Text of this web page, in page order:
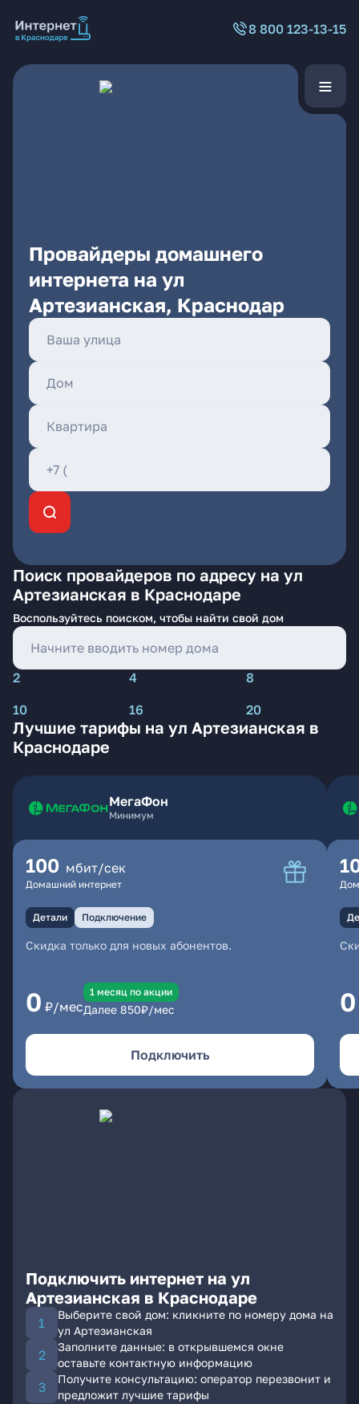
8 800 123-13-15
Провайдеры домашнего
интернета на ул
Артезианская, Краснодар
Поиск провайдеров по адресу на ул
Артезианская в Краснодаре
Воспользуйтесь поиском, чтобы найти свой дом
2 4
8
10
16 20
Лучшие тарифы на ул Артезианская в
Краснодаре
МегаФон
Минимум
100 мбит/сек
Домашний интернет
Детали Подключение
Скидка только для новых абонентов.
0 ₽/мес
1 месяц по акции
Далее 850₽/мес
Подключить
0
Подключить интернет на ул
Артезианская в Краснодаре
Выберите свой дом: кликните по номеру дома на
ул Артезианская
Заполните данные: в открывшемся окне
оставьте контактную информацию
Получите консультацию: оператор перезвонит и
предложит лучшие тарифы